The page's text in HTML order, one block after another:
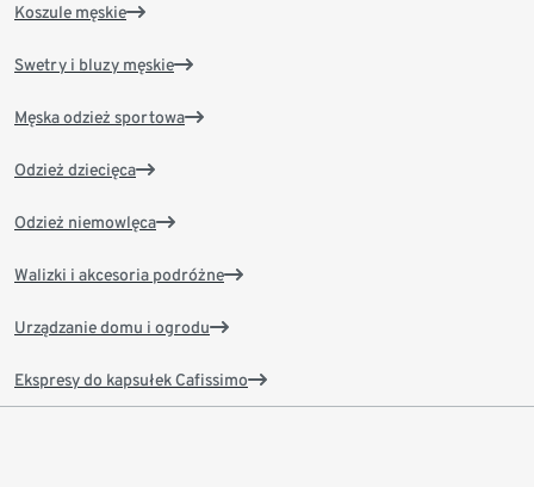
Koszule męskie
Swetry i bluzy męskie
Męska odzież sportowa
Odzież dziecięca
Odzież niemowlęca
Walizki i akcesoria podróżne
Urządzanie domu i ogrodu
Ekspresy do kapsułek Cafissimo